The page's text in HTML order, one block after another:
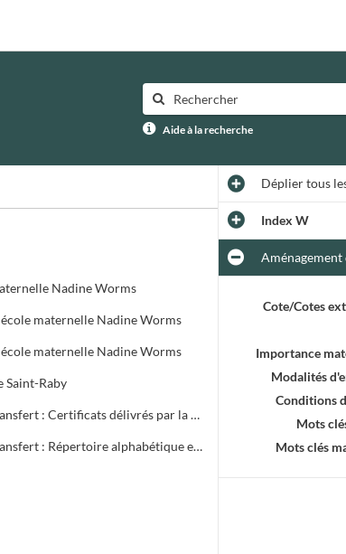
Aide à la recherche
Nadine Worms
maternelle Nadine Worms
maternelle Nadine Worms
Saint-Raby
Création de commerce et transfert : Certificats délivrés par la mairie
Création de commerce et transfert : Répertoire alphabétique et chronologique
Dépliertous
Index W
Cote/Cotes
Importance
Modalités
Conditions
Mots
Mots clés